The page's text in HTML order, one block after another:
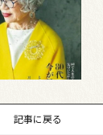
記事に戻る